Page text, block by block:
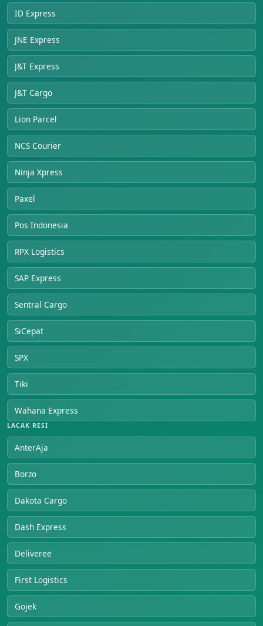
ID Express
JNE Express
J&T Express
J&T Cargo
Lion Parcel
NCS Courier
Ninja Xpress
Paxel
Pos Indonesia
RPX Logistics
SAP Express
Sentral Cargo
SiCepat
SPX
Tiki
Wahana Express
LACAK RESI
AnterAja
Borzo
Dakota Cargo
Dash Express
Deliveree
First Logistics
Gojek